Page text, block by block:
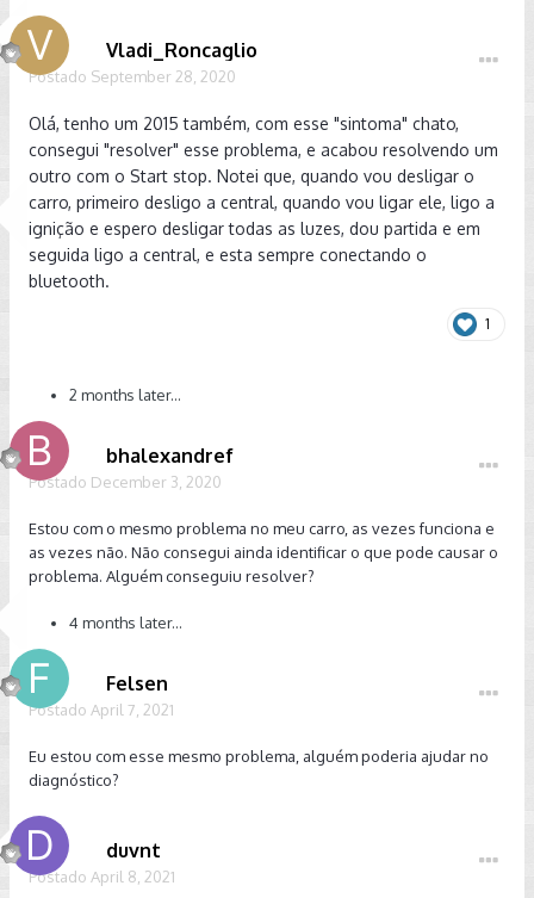
Vladi_Roncaglio
Postado September 28, 2020
Olá, tenho um 2015 também, com esse "sintoma" chato,
consegui "resolver" esse problema, e acabou resolvendo um
outro com o Start stop. Notei que, quando vou desligar o
carro, primeiro desligo a central, quando vou ligar ele, ligo a
ignição e espero desligar todas as luzes, dou partida e em
seguida ligo a central, e esta sempre conectando o
bluetooth.
1
2 months later...
bhalexandref
Postado December 3, 2020
Estou com o mesmo problema no meu carro, as vezes funciona e
as vezes não. Não consegui ainda identificar o que pode causar o
problema. Alguém conseguiu resolver?
4 months later...
Felsen
Postado April 7, 2021
Eu estou com esse mesmo problema, alguém poderia ajudar no
diagnóstico?
duvnt
Postado April 8, 2021